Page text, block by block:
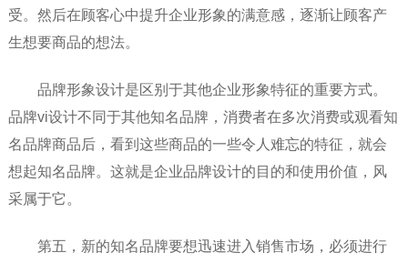
受。然后在顾客心中提升企业形象的满意感，逐渐让顾客产
生想要商品的想法。
品牌形象设计是区别于其他企业形象特征的重要方式。
品牌vi设计不同于其他知名品牌，消费者在多次消费或观看知
名品牌商品后，看到这些商品的一些令人难忘的特征，就会
想起知名品牌。这就是企业品牌设计的目的和使用价值，风
采属于它。
第五，新的知名品牌要想迅速进入销售市场，必须进行